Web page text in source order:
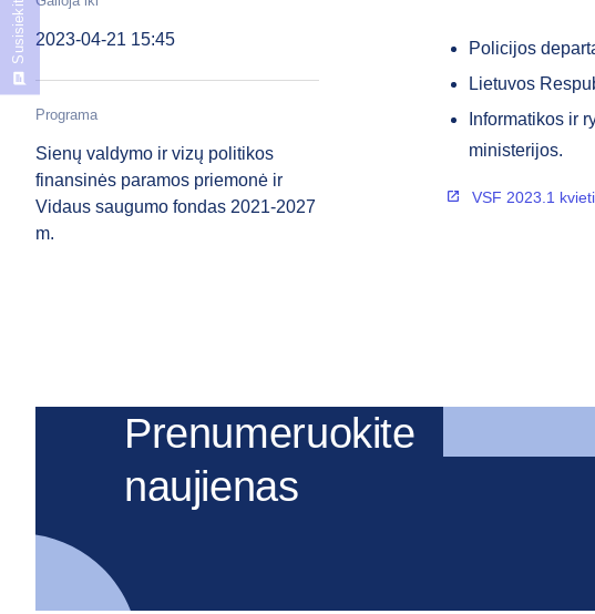
2023-04-21 15:45
Programa
Sienų valdymo ir vizų politikos
finansinės paramos priemonė ir
Vidaus saugumo fondas 2021-2027
m.
Policijos
Lietuvos
Informatikos ir
ministerijos.
VSF 2023.1
Prenumeruokite
naujienas
Susisiekite